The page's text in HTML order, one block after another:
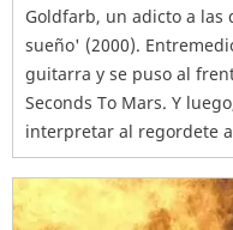
Goldfarb, un adicto a
sueño' (2000).
guitarra y se puso al
Seconds To Mars. Y
interpretar al regordete